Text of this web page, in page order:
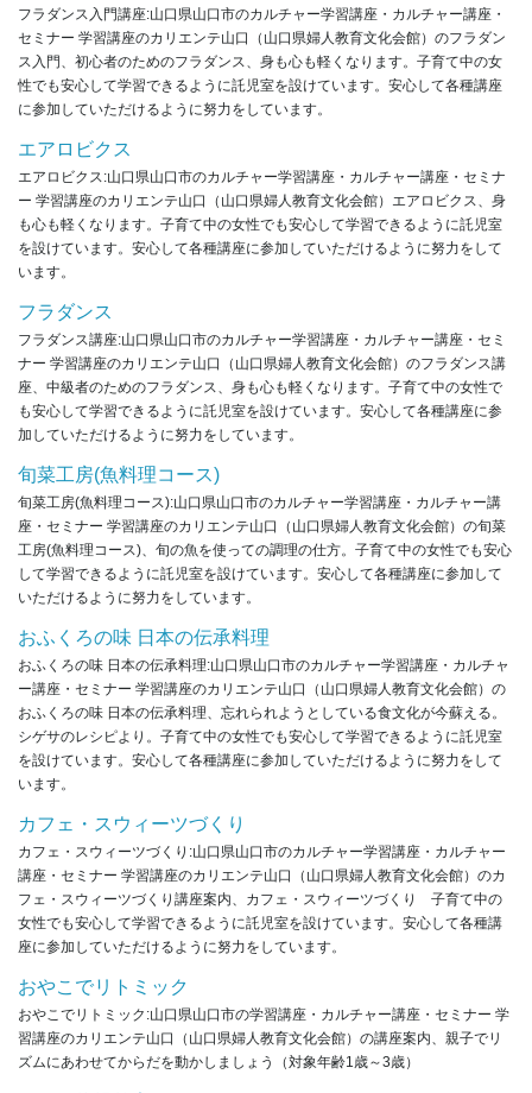
フラダンス入門講座:山口県山口市のカルチャー学習講座・カルチャー講座・
セミナー 学習講座のカリエンテ山口（山口県婦人教育文化会館）のフラダン
ス入門、初心者のためのフラダンス、身も心も軽くなります。子育て中の女
性でも安心して学習できるように託児室を設けています。安心して各種講座
に参加していただけるように努力をしています。
エアロビクス
エアロビクス:山口県山口市のカルチャー学習講座・カルチャー講座・セミナ
ー 学習講座のカリエンテ山口（山口県婦人教育文化会館）エアロビクス、身
も心も軽くなります。子育て中の女性でも安心して学習できるように託児室
を設けています。安心して各種講座に参加していただけるように努力をして
います。
フラダンス
フラダンス講座:山口県山口市のカルチャー学習講座・カルチャー講座・セミ
ナー 学習講座のカリエンテ山口（山口県婦人教育文化会館）のフラダンス講
座、中級者のためのフラダンス、身も心も軽くなります。子育て中の女性で
も安心して学習できるように託児室を設けています。安心して各種講座に参
加していただけるように努力をしています。
旬菜工房(魚料理コース)
旬菜工房(魚料理コース):山口県山口市のカルチャー学習講座・カルチャー講
座・セミナー 学習講座のカリエンテ山口（山口県婦人教育文化会館）の旬菜
工房(魚料理コース)、旬の魚を使っての調理の仕方。子育て中の女性でも安心
して学習できるように託児室を設けています。安心して各種講座に参加して
いただけるように努力をしています。
おふくろの味 日本の伝承料理
おふくろの味 日本の伝承料理:山口県山口市のカルチャー学習講座・カルチャ
ー講座・セミナー 学習講座のカリエンテ山口（山口県婦人教育文化会館）の
おふくろの味 日本の伝承料理、忘れられようとしている食文化が今蘇える。
シゲサのレシピより。子育て中の女性でも安心して学習できるように託児室
を設けています。安心して各種講座に参加していただけるように努力をして
います。
カフェ・スウィーツづくり
カフェ・スウィーツづくり:山口県山口市のカルチャー学習講座・カルチャー
講座・セミナー 学習講座のカリエンテ山口（山口県婦人教育文化会館）のカ
フェ・スウィーツづくり講座案内、カフェ・スウィーツづくり 子育て中の
女性でも安心して学習できるように託児室を設けています。安心して各種講
座に参加していただけるように努力をしています。
おやこでリトミック
おやこでリトミック:山口県山口市の学習講座・カルチャー講座・セミナー 学
習講座のカリエンテ山口（山口県婦人教育文化会館）の講座案内、親子でリ
ズムにあわせてからだを動かしましょう（対象年齢1歳～3歳）